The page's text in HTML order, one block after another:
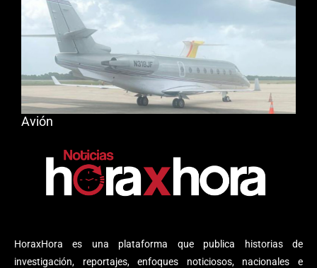
HoraxHora es una plataforma que publica historias de
investigación, reportajes, enfoques noticiosos, nacionales e
Avión